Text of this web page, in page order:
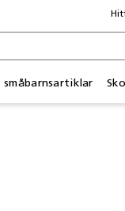
småbarnsartiklar